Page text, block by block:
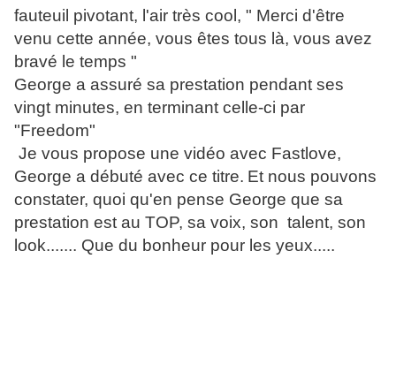
fauteuil pivotant, l'air très cool, " Merci d'être
venu cette année, vous êtes tous là, vous avez
bravé le temps "
George a assuré sa prestation pendant ses
vingt minutes, en terminant celle-ci par
"Freedom"
Je vous propose une vidéo avec Fastlove,
George a débuté avec ce titre. Et nous pouvons
constater, quoi qu'en pense George que sa
prestation est au TOP, sa voix, son talent, son
look....... Que du bonheur pour les yeux.....